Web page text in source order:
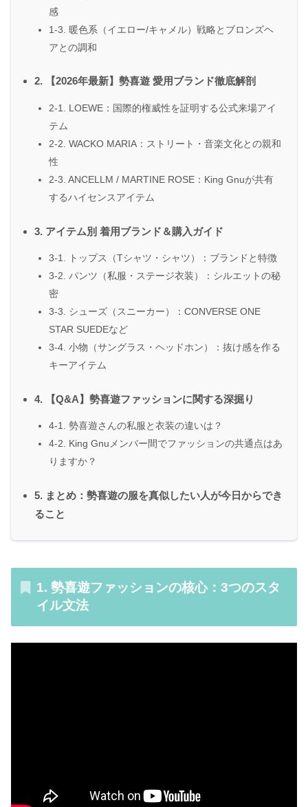
感
1-3. 暖色系（イエロー/キャメル）戦略とブロンズヘ
アとの調和
2. 【2026年最新】勢喜遊 愛用ブランド徹底解剖
2-1. LOEWE：国際的権威性を証明する公式来場アイ
テム
2-2. WACKO MARIA：ストリート・音楽文化との親和
性
2-3. ANCELLM / MARTINE ROSE：King Gnuが共有
するハイセンスアイテム
3. アイテム別 着用ブランド＆購入ガイド
3-1. トップス（Tシャツ・シャツ）：ブランドと特徴
3-2. パンツ（私服・ステージ衣装）：シルエットの秘
密
3-3. シューズ（スニーカー）：CONVERSE ONE
STAR SUEDEなど
3-4. 小物（サングラス・ヘッドホン）：抜け感を作る
キーアイテム
4. 【Q&A】勢喜遊ファッションに関する深掘り
4-1. 勢喜遊さんの私服と衣装の違いは？
4-2. King Gnuメンバー間でファッションの共通点はあ
りますか？
5. まとめ：勢喜遊の服を真似したい人が今日からでき
ること
1. 勢喜遊ファッションの核心：3つのスタ
イル文法